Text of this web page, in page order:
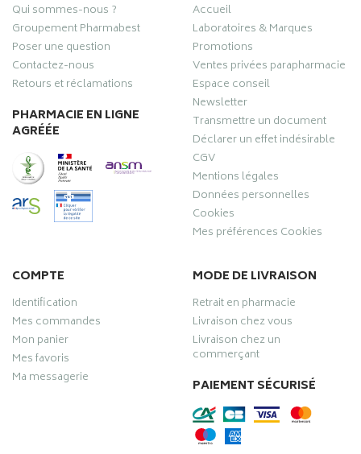
Qui sommes-nous ?
Groupement Pharmabest
Poser une question
Contactez-nous
Retours et réclamations
PHARMACIE EN LIGNE
AGRÉÉE
Accueil
Laboratoires & Marques
Promotions
Ventes privées parapharmacie
Espace conseil
Newsletter
Transmettre un document
Déclarer un effet indésirable
CGV
Mentions légales
Données personnelles
Cookies
Mes préférences Cookies
COMPTE
Identification
Mes commandes
Mon panier
Mes favoris
Ma messagerie
MODE DE LIVRAISON
Retrait en pharmacie
Livraison chez vous
Livraison chez un
commerçant
PAIEMENT SÉCURISÉ